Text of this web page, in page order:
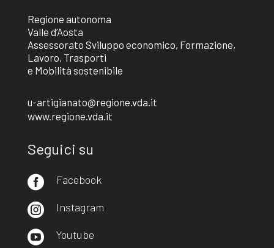
Regione autonoma
Valle d’Aosta
Assessorato Sviluppo economico, Formazione,
Lavoro, Trasporti
e Mobilità sostenibile
u-artigianato@regione.vda.it
www.regione.vda.it
Seguici su
 Facebook
 Instagram
 Youtube